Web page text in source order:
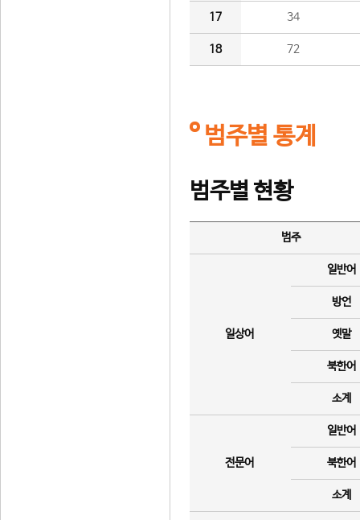
17 34
18 72
범주별 통계
범주별 현황
범주
일상어
일반어
방언
옛말
북한어
소계
전문어
일반어
북한어
소계